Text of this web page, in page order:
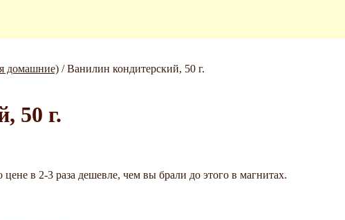
домашние) /Ванилин кондитерский, 50 г.
50 г.
в 2-3 раза дешевле, чем вы брали до этого в магнитах.